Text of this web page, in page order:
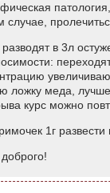
случае,
разводят в 3л
ложку меда,
курс можно
1г